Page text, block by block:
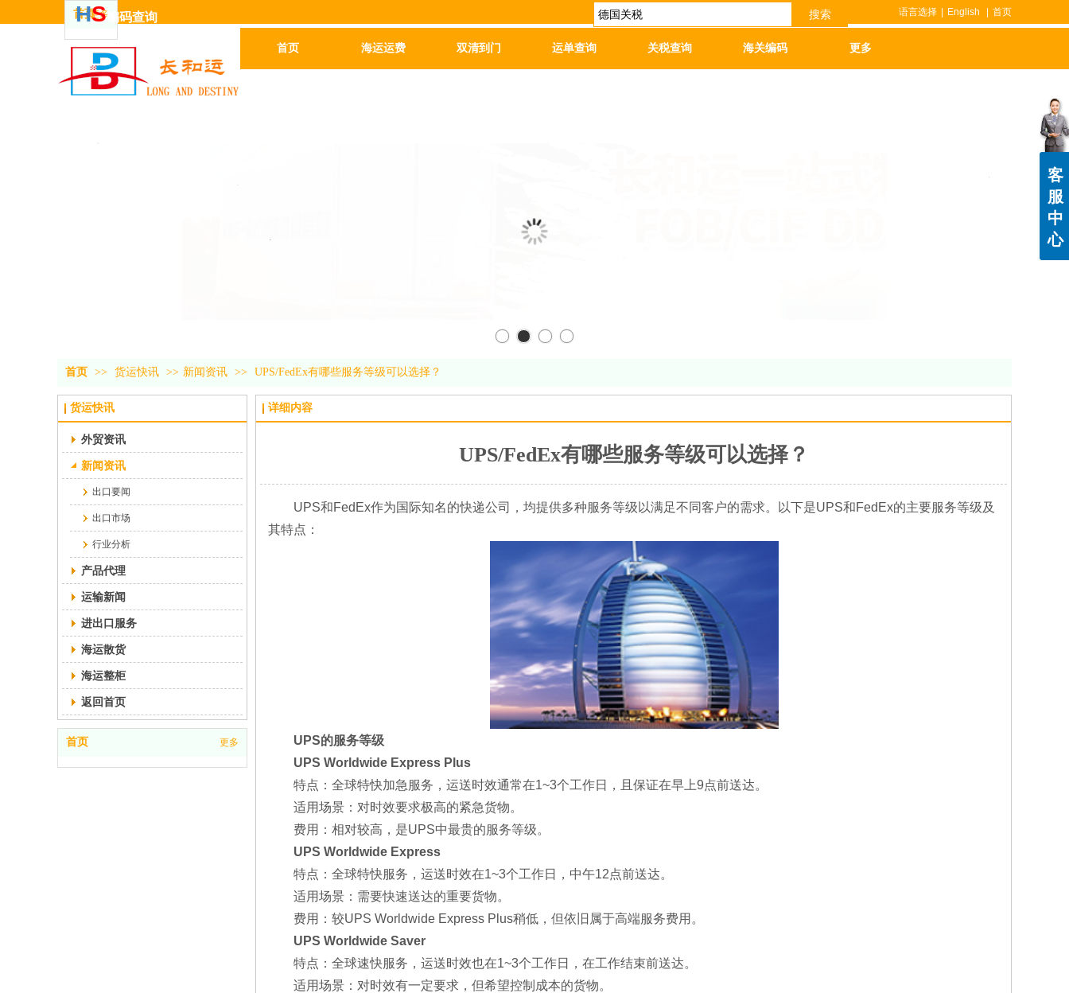
首页更多
HS编码查询 搜索
首页 海运运费 双清到门 运单查询 关税查询 海关编码 更多
语言选择 English 首页
首页 >> 货运快讯 >> 新闻资讯 >> UPS/FedEx有哪些服务等级可以选择？
货运快讯
外贸资讯
新闻资讯
出口要闻
出口市场
行业分析
产品代理
运输新闻
进出口服务
海运散货
海运整柜
返回首页
首页 更多
详细内容
UPS/FedEx有哪些服务等级可以选择？
UPS和FedEx作为国际知名的快递公司，均提供多种服务等级以满足不同客户的需求。以下是UPS和FedEx的主要服务等级及
其特点：
UPS的服务等级
‌UPS Worldwide Express Plus‌
‌特点‌：全球特快加急服务，运送时效通常在1~3个工作日，且保证在早上9点前送达。
‌适用场景‌：对时效要求极高的紧急货物。
‌费用‌：相对较高，是UPS中最贵的服务等级。
UPS Worldwide Express‌
‌特点‌：全球特快服务，运送时效在1~3个工作日，中午12点前送达。
‌适用场景‌：需要快速送达的重要货物。
‌费用‌：较UPS Worldwide Express Plus稍低，但依旧属于高端服务费用。
‌UPS Worldwide Saver‌
‌特点‌：全球速快服务，运送时效也在1~3个工作日，在工作结束前送达。
‌适用场景‌：对时效有一定要求，但希望控制成本的货物。
客
服
中
心